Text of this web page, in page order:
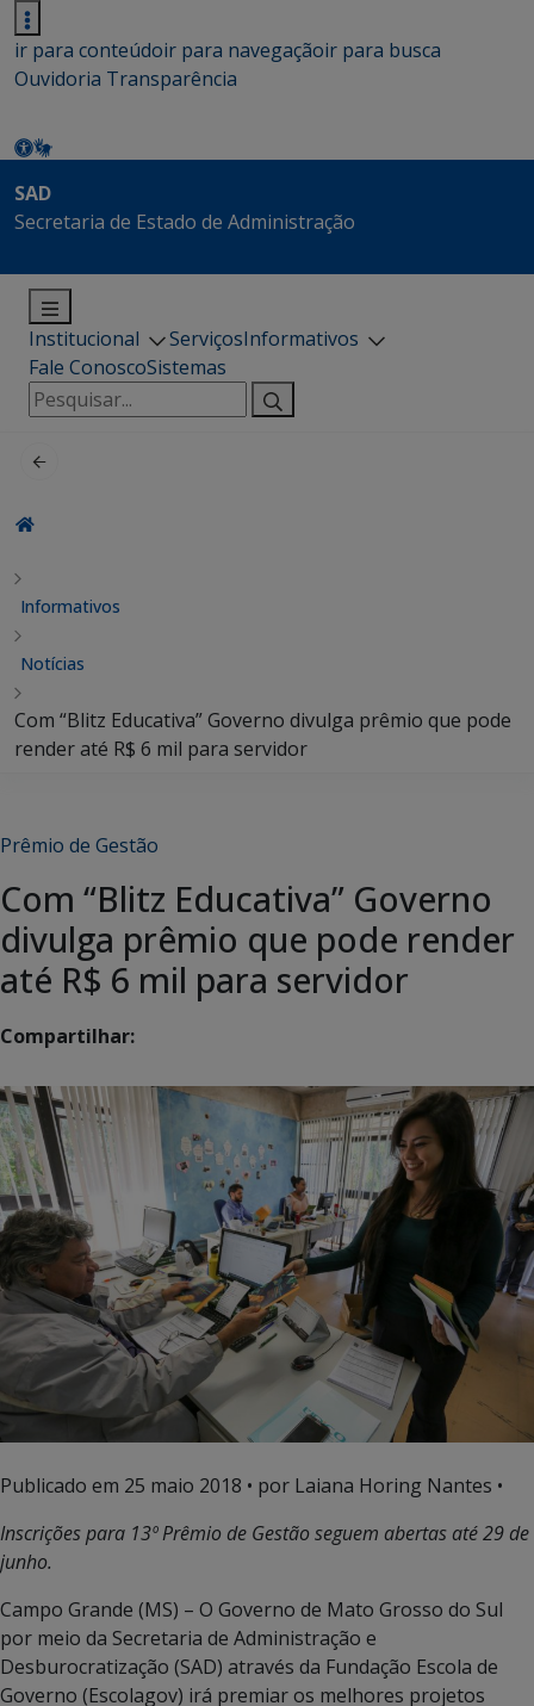
ir para conteúdoir para navegaçãoir para busca
Ouvidoria Transparência
SAD
Secretaria de Estado de Administração
Institucional ServiçosInformativos
Fale ConoscoSistemas
Pesquisar
por:
Informativos
Notícias
Com “Blitz Educativa” Governo divulga prêmio que pode
render até R$ 6 mil para servidor
Prêmio de Gestão
Com “Blitz Educativa” Governo
divulga prêmio que pode render
até R$ 6 mil para servidor
Compartilhar:
Publicado em 25 maio 2018 • por Laiana Horing Nantes •
Inscrições para 13º Prêmio de Gestão seguem abertas até 29 de
junho.
Campo Grande (MS) – O Governo de Mato Grosso do Sul
por meio da Secretaria de Administração e
Desburocratização (SAD) através da Fundação Escola de
Governo (Escolagov) irá premiar os melhores projetos